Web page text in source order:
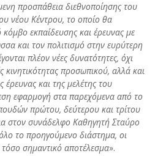
προσπάθεια διεθνοποίησης του
νέου Κέντρου, το οποίο θα
εκπαίδευσης και έρευνας με
και τον πολιτισμό στην ευρύτερη
πλέον νέες δυνατότητες, όχι
κινητικότητας προσωπικού, αλλά και
και της μελέτης του
εφαρμογή στα παρεχόμενα από το
πρώτου, δεύτερου και τρίτου
στον συνάδελφο Καθηγητή Σταύρο
όλο το προηγούμενο διάστημα, οι
σημαντικό αποτέλεσμα».